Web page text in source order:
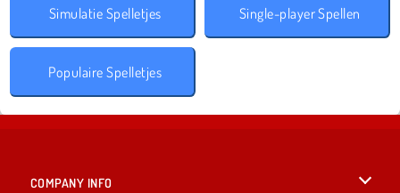
Simulatie Spelletjes Single-player Spellen
Populaire Spelletjes
COMPANY INFO